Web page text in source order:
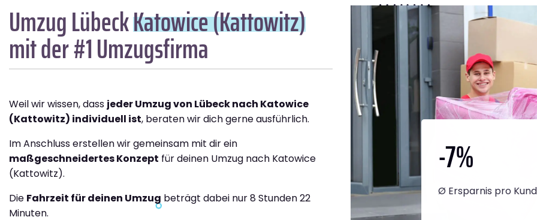
Umzug LübeckKatowice (Kattowitz)
mit der #1 Umzugsfirma
Weil wir wissen, dass jeder Umzug von Lübeck nach Katowice
(Kattowitz) individuell ist, beraten wir dich gerne ausführlich.
Im Anschluss erstellen wir gemeinsam mit dir ein
maßgeschneidertes Konzept für deinen Umzug nach Katowice
(Kattowitz).
Die Fahrzeit für deinen Umzug beträgt dabei nur 8 Stunden 22
Minuten.
-7%
Ø Ersparnis pro